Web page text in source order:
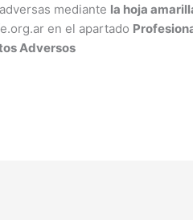
mediante la hoja
en el apartado
Adversos